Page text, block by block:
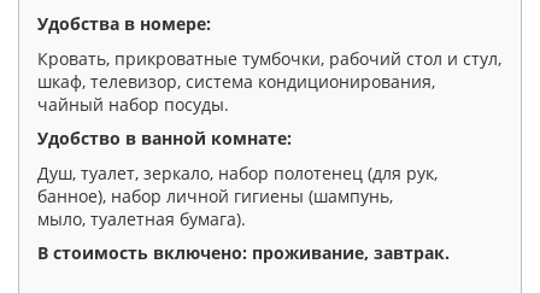
Удобства в номере:
Кровать, прикроватные тумбочки, рабочий стол и стул,
шкаф, телевизор, система кондиционирования,
чайный набор посуды.
Удобство в ванной комнате:
Душ, туалет, зеркало, набор полотенец (для рук,
банное), набор личной гигиены (шампунь,
мыло, туалетная бумага).
В стоимость включено: проживание, завтрак.